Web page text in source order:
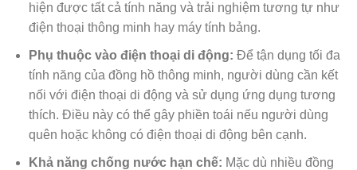
hiện được tất cả tính năng và trải nghiệm tương tự như
điện thoại thông minh hay máy tính bảng.
Phụ thuộc vào điện thoại di động: Để tận dụng tối đa
tính năng của đồng hồ thông minh, người dùng cần kết
nối với điện thoại di động và sử dụng ứng dụng tương
thích. Điều này có thể gây phiền toái nếu người dùng
quên hoặc không có điện thoại di động bên cạnh.
Khả năng chống nước hạn chế: Mặc dù nhiều đồng